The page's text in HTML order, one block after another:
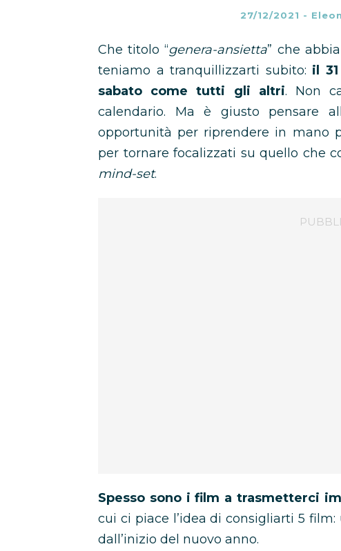
27/12/2021 -
Che titolo “genera-ansietta” che
teniamo a tranquillizzarti subito: il
sabato come tutti gli altri. Non
calendario. Ma è giusto pensare
opportunità per riprendere in mano
per tornare focalizzati su quello che
mind-set.
Spesso sono i film a trasmetterci
cui ci piace l’idea di consigliarti 5
dall’inizio del nuovo anno.